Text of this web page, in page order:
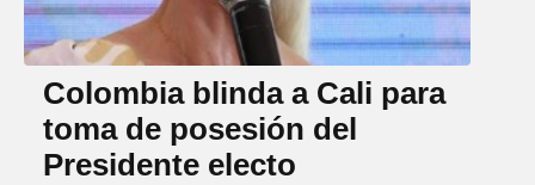
Colombia blinda a Cali para
toma de posesión del
Presidente electo